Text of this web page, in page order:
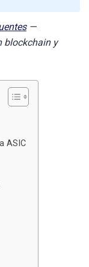
—
blockchain y
ASIC